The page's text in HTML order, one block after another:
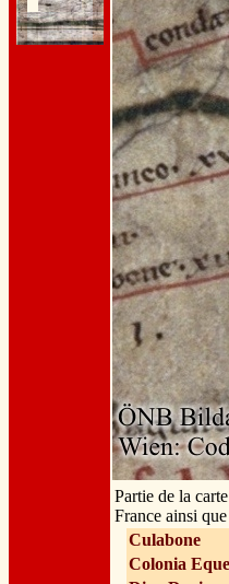
Partie de la
France ainsi
Culabone
Colonia